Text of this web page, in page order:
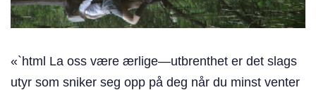
«`html La oss være ærlige—utbrenthet er det slags
utyr som sniker seg opp på deg når du minst venter